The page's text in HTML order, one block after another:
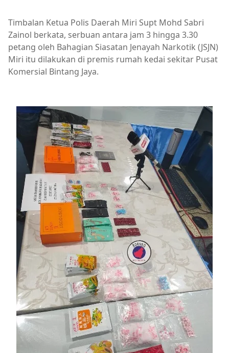
Timbalan Ketua Polis Daerah Miri Supt Mohd Sabri
Zainol berkata, serbuan antara jam 3 hingga 3.30
petang oleh Bahagian Siasatan Jenayah Narkotik (JSJN)
Miri itu dilakukan di premis rumah kedai sekitar Pusat
Komersial Bintang Jaya.